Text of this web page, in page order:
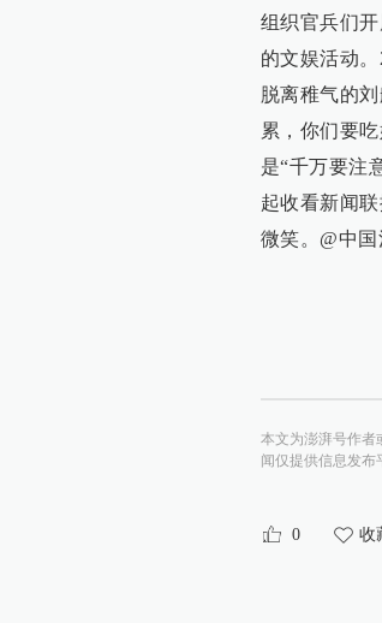
组织官兵们
的文娱活动
脱离稚气的
累，你们要
是“千万要注
起收看新闻
微笑。@中
本文为澎湃号作者
闻仅提供信息发布
0 收